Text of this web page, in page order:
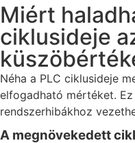
Miért
ciklusideje
Néha a PLC ciklusideje
elfogadható mértéket.
rendszerhibákhoz
A megnövekedett